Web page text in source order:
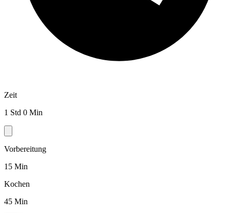
Zeit
1 Std 0 Min
Vorbereitung
15 Min
Kochen
45 Min